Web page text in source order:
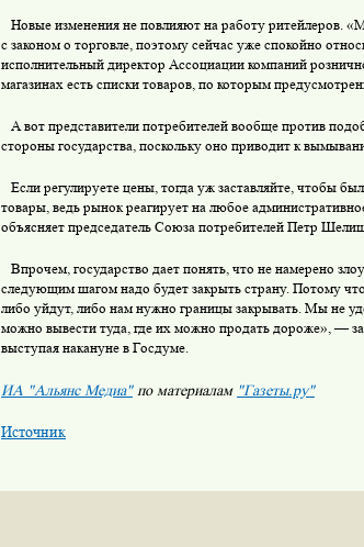
Новые изменения не повлияют на работу ритейлеров.
с законом о торговле, поэтому сейчас уже спокойно
исполнительный директор Ассоциации компаний
магазинах есть списки товаров, по которым
А вот представители потребителей вообще против
стороны государства, поскольку оно приводит к
Если регулируете цены, тогда уж заставляйте, чтобы
товары, ведь рынок реагирует на любое
объясняет председатель Союза потребителей Петр
Впрочем, государство дает понять, что не намерено
следующим шагом надо будет закрыть страну. Потому
либо уйдут, либо нам нужно границы закрывать. Мы не
можно вывести туда, где их можно продать дороже», —
выступая накануне в Госдуме.
ИА "Альянс Медиа"по материалам "Газеты.ру"
Источник